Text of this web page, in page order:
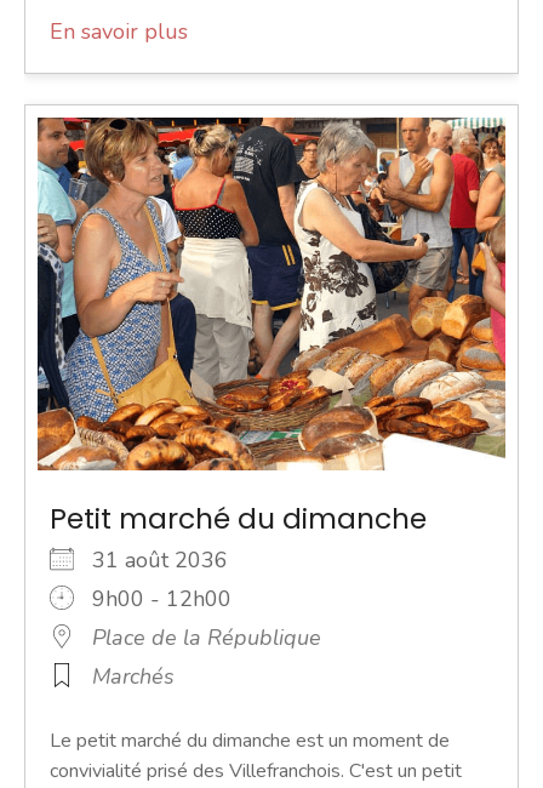
En savoir plus
Petit marché du dimanche
31 août 2036
9h00 - 12h00
Place de la République
Marchés
Le petit marché du dimanche est un moment de
convivialité prisé des Villefranchois. C'est un petit